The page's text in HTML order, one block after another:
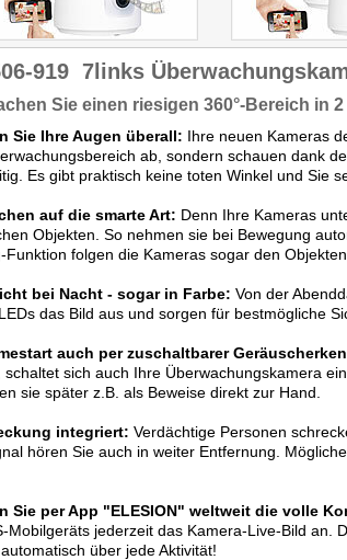
919 7links
Sie einen riesigen 360°-Bereich in
Sie Ihre Augen überall: Ihre neuen Kameras
ab, sondern schauen dank
Es gibt praktisch keine toten Winkel und Sie
auf die smarte Art: Denn Ihre Kameras
Objekten. So nehmen sie bei Bewegung
Funktion folgen die Kameras sogar den
bei Nacht - sogar in Farbe: Von der
das Bild aus und sorgen für bestmögliche
auch per zuschaltbarer
schaltet sich auch Ihre Überwachungskamera
sie später z.B. als Beweise direkt zur Hand.
integriert: Verdächtige Personen
hören Sie auch in weiter Entfernung.
Sie per App "ELESION" weltweit die volle
Mobilgeräts jederzeit das Kamera-Live-Bild an.
über jede Aktivität!